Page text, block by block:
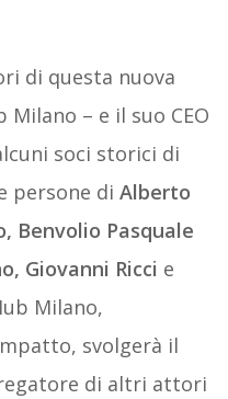
di questa nuova
– e il suo CEO
soci storici di
persone di Alberto
Benvolio Pasquale
Giovanni Ricci e
Milano,
svolgerà il
di altri attori